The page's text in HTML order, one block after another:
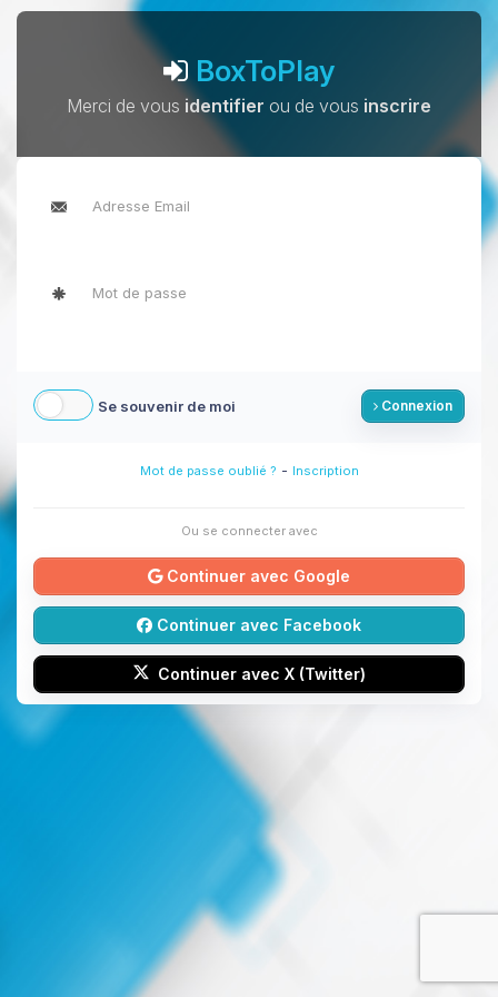
BoxToPlay
Merci de vous identifier ou de vous inscrire
Se souvenir de moi Connexion
Mot de passe oublié ? - Inscription
Ou se connecter avec
Continuer avec Google
Continuer avec Facebook
Continuer avec X (Twitter)